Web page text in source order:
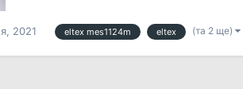
2021 eltex mes1124m eltex (та 2 ще)